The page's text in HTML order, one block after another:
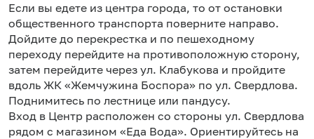
Если вы едете из центра города, то от остановки
общественного транспорта поверните направо.
Дойдите до перекрестка и по пешеходному
переходу перейдите на противоположную сторону,
затем перейдите через ул. Клабукова и пройдите
вдоль ЖК «Жемчужина Боспора» по ул. Свердлова.
Поднимитесь по лестнице или пандусу.
Вход в Центр расположен со стороны ул. Свердлова
рядом с магазином «Еда Вода». Ориентируйтесь на